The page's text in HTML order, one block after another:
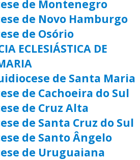
de Montenegro
de Novo Hamburgo
de Osório
ECLESIÁSTICA DE
de Santa Maria
de Cachoeira do Sul
de Cruz Alta
de Santa Cruz do Sul
de Santo Ângelo
de Uruguaiana